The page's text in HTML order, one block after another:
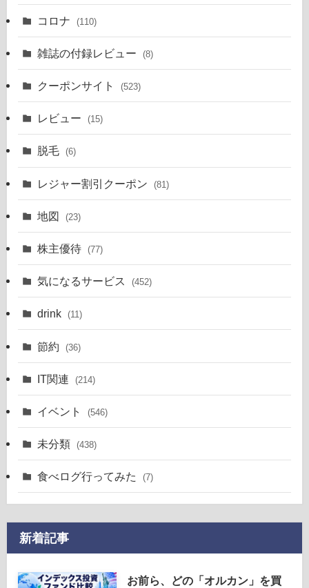
コロナ (110)
雑誌の付録レビュー (8)
クーポンサイト (523)
レビュー (15)
脱毛 (6)
レジャー割引クーポン (81)
地図 (23)
株主優待 (77)
気になるサービス (452)
drink (11)
節約 (36)
IT関連 (214)
イベント (546)
未分類 (438)
食べログ行ってみた (7)
新着記事
お前ら、どの「オルカン」を買